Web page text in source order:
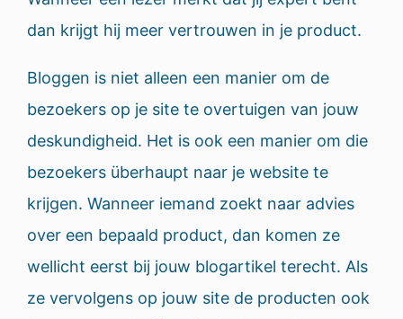
dan krijgt hij meer vertrouwen in je product.
Bloggen is niet alleen een manier om de
bezoekers op je site te overtuigen van jouw
deskundigheid. Het is ook een manier om die
bezoekers überhaupt naar je website te
krijgen. Wanneer iemand zoekt naar advies
over een bepaald product, dan komen ze
wellicht eerst bij jouw blogartikel terecht. Als
ze vervolgens op jouw site de producten ook